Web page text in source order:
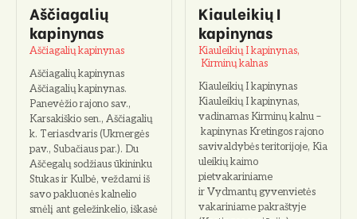
Aščiagalių
kapinynas
Aščiagalių kapinynas
Aščiagalių kapinynas
Aščiagalių kapinynas.
Panevėžio rajono sav.,
Karsakiškio sen., Aščiagalių
k. Teriasdvaris (Ukmergės
pav., Subačiaus par.). Du
Aščegalų sodžiaus ūkininku
Stukas ir Kulbė, veždami iš
savo pakluonės kalnelio
smėlį ant geležinkelio, iškasė
Kiauleikių I
kapinynas
Kiauleikių I kapinynas,
Kirminų kalnas
Kiauleikių I kapinynas
Kiauleikių I kapinynas,
vadinamas Kirminų kalnu –
kapinynas Kretingos rajono
savivaldybės teritorijoje, Kia
uleikių kaimo
pietvakariniame
ir Vydmantų gyvenvietės
vakariniame pakraštyje